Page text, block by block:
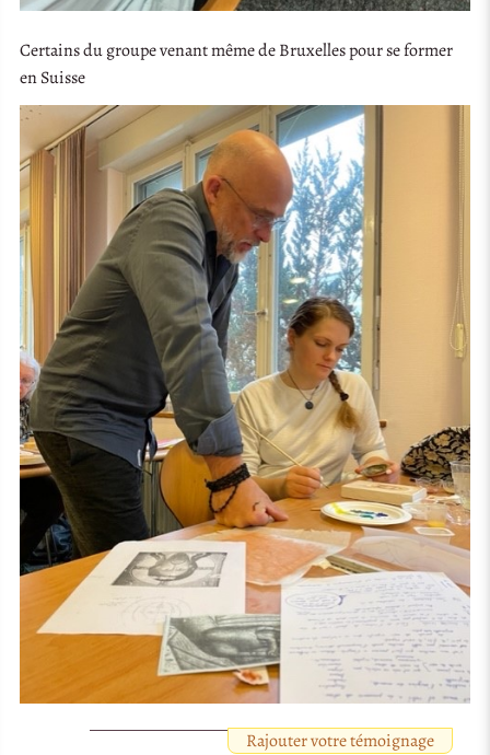
Certains du groupe venant même de Bruxelles pour se former
en Suisse
Rajouter votre témoignage